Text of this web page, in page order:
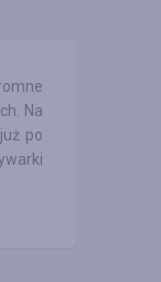
Na
po